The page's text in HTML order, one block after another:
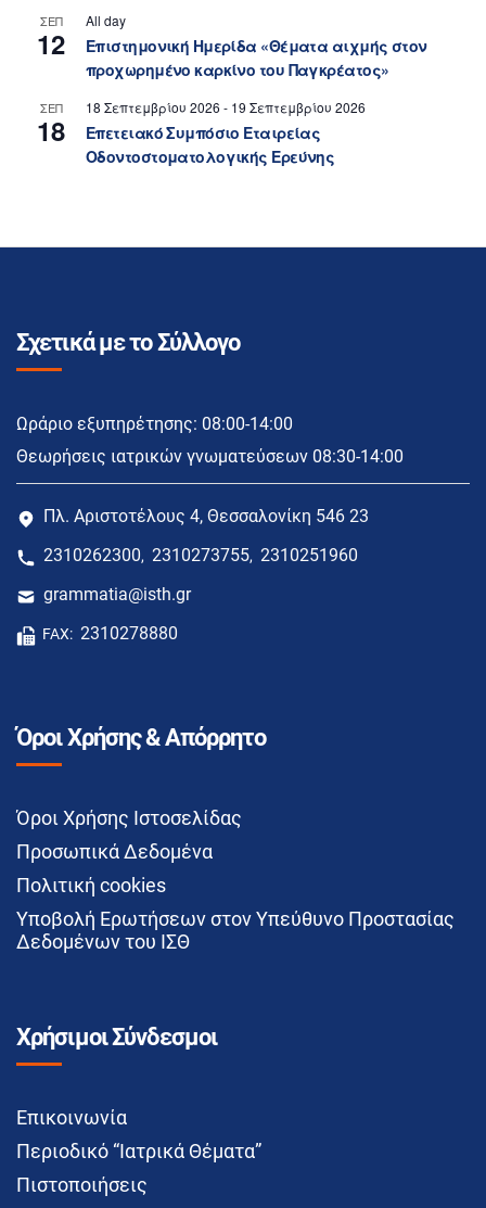
ΣΕΠ
12
All day
Επιστημονική Ημερίδα «Θέματα αιχμής στον
προχωρημένο καρκίνο του Παγκρέατος»
ΣΕΠ
18
18 Σεπτεμβρίου 2026 - 19 Σεπτεμβρίου 2026
Επετειακό Συμπόσιο Εταιρείας
Οδοντοστοματολογικής Ερεύνης
Σχετικά με το Σύλλογο
Ωράριο εξυπηρέτησης: 08:00-14:00
Θεωρήσεις ιατρικών γνωματεύσεων 08:30-14:00
Πλ. Αριστοτέλους 4, Θεσσαλονίκη 546 23
2310262300, 2310273755, 2310251960
grammatia@isth.gr
FAX: 2310278880
Όροι Χρήσης & Απόρρητο
Όροι Χρήσης Ιστοσελίδας
Προσωπικά Δεδομένα
Πολιτική cookies
Υποβολή Ερωτήσεων στον Υπεύθυνο Προστασίας
Δεδομένων του ΙΣΘ
Χρήσιμοι Σύνδεσμοι
Επικοινωνία
Περιοδικό “Ιατρικά Θέματα”
Πιστοποιήσεις